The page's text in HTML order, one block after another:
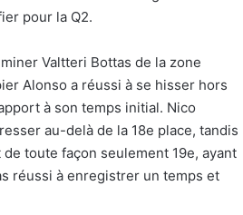
pour la Q2.
Valtteri Bottas de la zone
Alonso a réussi à se hisser hors
à son temps initial. Nico
au-delà de la 18e place, tandis
toute façon seulement 19e, ayant
réussi à enregistrer un temps et